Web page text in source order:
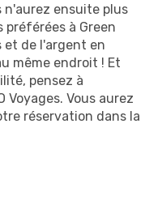
n'aurez ensuite plus
à Green
et de l'argent en
même endroit ! Et
pensez à
Voyages. Vous aurez
réservation dans la